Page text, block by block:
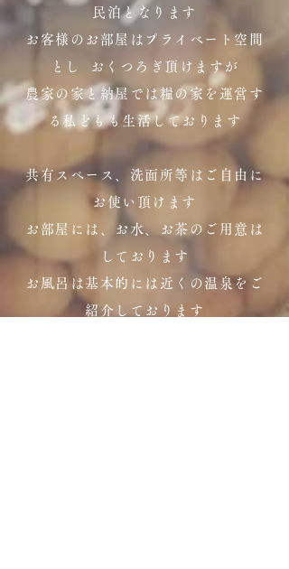
民泊となります
お客様のお部屋はプライベート空間
とし おくつろぎ頂けますが
農家の家と納屋では糧の家を運営す
る私どもも生活しております
共有スペース、洗面所等はご自由に
お使い頂けます
お部屋には、お水、お茶のご用意は
しております
お風呂は基本的には近くの温泉をご
紹介しております